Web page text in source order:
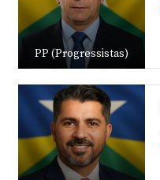
PP (Progressistas)